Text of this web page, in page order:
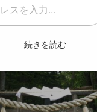
続きを読む